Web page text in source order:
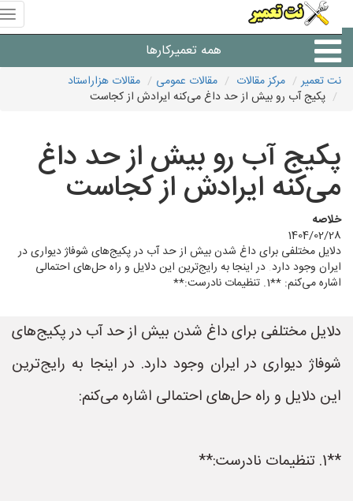
همه تعمیرکارها
شرکت های تعمیرات لوازم
نت تعمیر مرکز مقالات مقالات عمومی
مقالات هزاراستاد
پکیج آب رو بیش از حد داغ می‌کنه ایرادش از کجاست
پکیج آب رو بیش از حد داغ
می‌کنه ایرادش از کجاست
خلاصه
1404/02/28
دلایل مختلفی برای داغ شدن بیش از حد آب در پکیج‌های شوفاژ دیواری در
ایران وجود دارد. در اینجا به رایج‌ترین این دلایل و راه حل‌های احتمالی
اشاره می‌کنم: **1. تنظیمات نادرست:**
دلایل مختلفی برای داغ شدن بیش از حد آب در پکیج‌های
شوفاژ دیواری در ایران وجود دارد. در اینجا به رایج‌ترین
این دلایل و راه حل‌های احتمالی اشاره می‌کنم:
**1. تنظیمات نادرست:**